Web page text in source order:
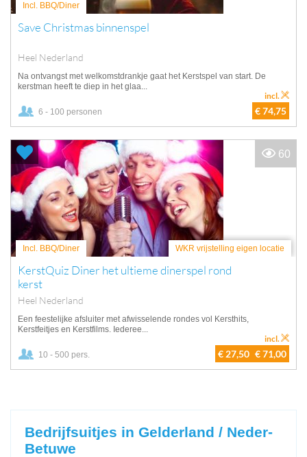
Incl. BBQ/Diner
Save Christmas binnenspel
Heel Nederland
Na ontvangst met welkomstdrankje gaat het Kerstspel van start. De
kerstman heeft te diep in het glaa...
6 - 100 personen € 74,75
incl.
Incl. BBQ/Diner WKR vrijstelling eigen locatie
KerstQuiz Diner het ultieme dinerspel rond
kerst
Heel Nederland
Een feestelijke afsluiter met afwisselende rondes vol Kersthits,
Kerstfeitjes en Kerstfilms. Iederee...
10 - 500 pers. € 27,50 € 71,00
incl.
60
Bedrijfsuitjes in Gelderland / Neder-
Betuwe